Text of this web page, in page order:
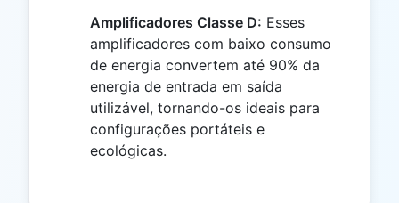
Amplificadores Classe D: Esses
amplificadores com baixo consumo
de energia convertem até 90% da
energia de entrada em saída
utilizável, tornando-os ideais para
configurações portáteis e
ecológicas.